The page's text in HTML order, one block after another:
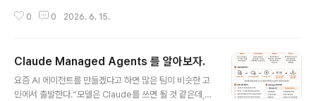
은 그 모델이 움직일 수 있는 작업 환경입니다.learn-clau
델 + 하네스여기서 모델은 판단하고 추론하는 두뇌이고,
하네스(harness)는 모델에게 도구, 파일 시스템, 터미널,
권한, 메모리, 작업 공간을 제공하는 실행 환경입니다. 저장
0 0 2026. 6. 15.
Claude Managed Agents 를 알아보자.
요즘 AI 에이전트를 만들겠다고 하면 많은 팀이 비슷한 고
민에서 출발한다.“모델은 Claude를 쓰면 될 것 같은데,에